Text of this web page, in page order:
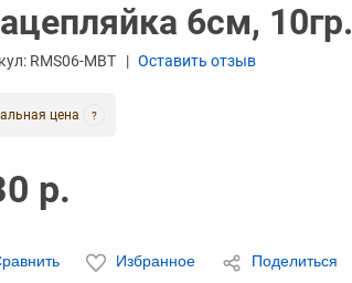
6см, 10гр.
RMS06-MBT Оставить отзыв
цена ?
р.
Избранное Поделиться